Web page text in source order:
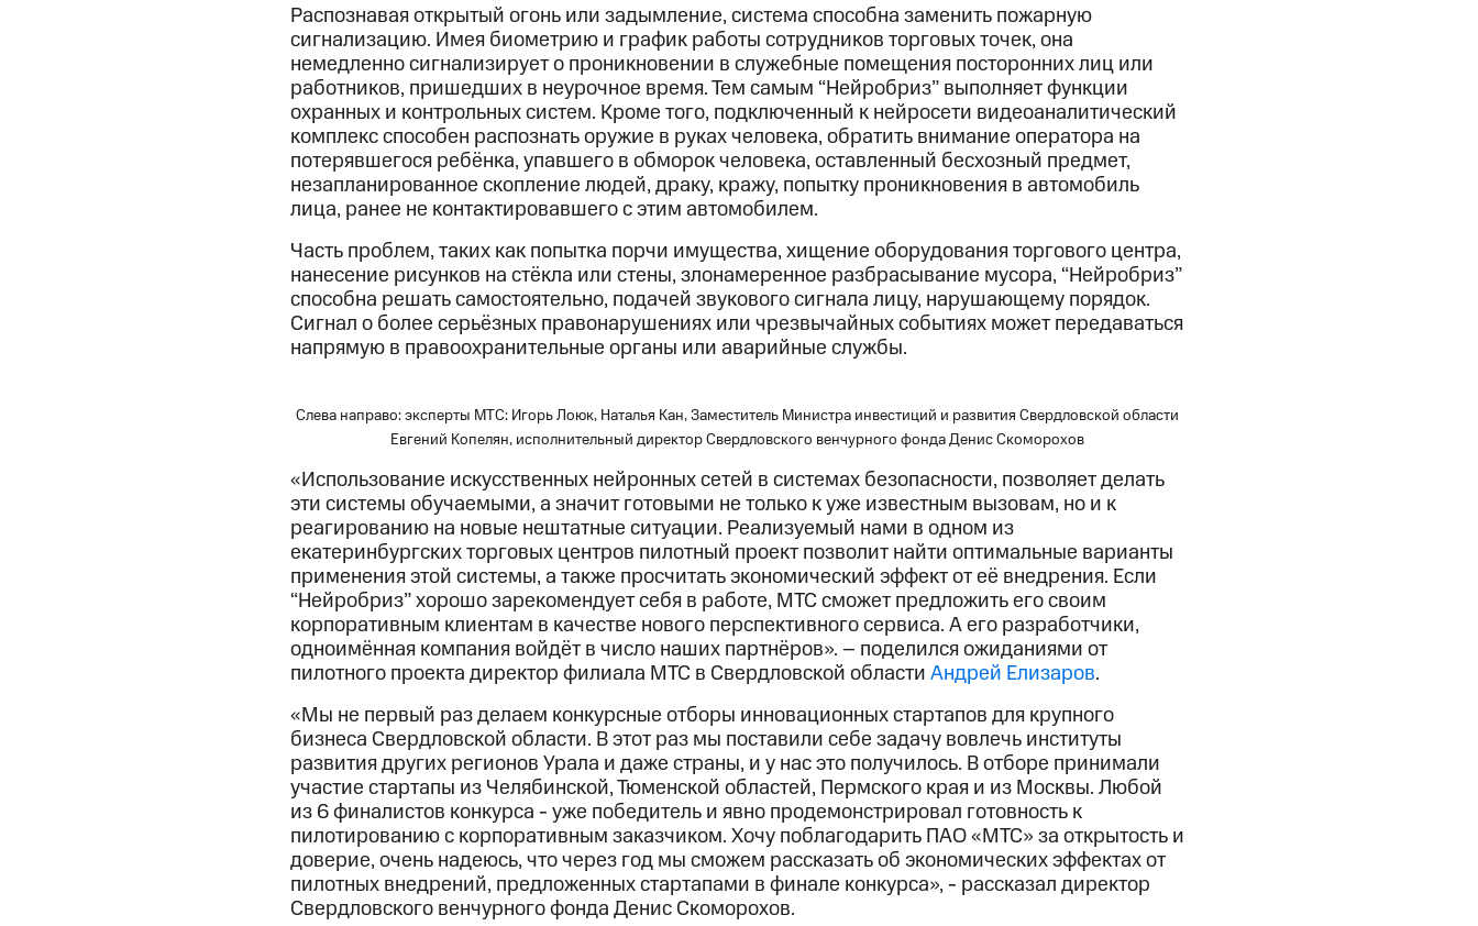
Распознавая открытый огонь или задымление, система способна заменить пожарную
сигнализацию. Имея биометрию и график работы сотрудников торговых точек, она
немедленно сигнализирует о проникновении в служебные помещения посторонних лиц или
работников, пришедших в неурочное время. Тем самым “Нейробриз” выполняет функции
охранных и контрольных систем. Кроме того, подключенный к нейросети видеоаналитический
комплекс способен распознать оружие в руках человека, обратить внимание оператора на
потерявшегося ребёнка, упавшего в обморок человека, оставленный бесхозный предмет,
незапланированное скопление людей, драку, кражу, попытку проникновения в автомобиль
лица, ранее не контактировавшего с этим автомобилем.
Часть проблем, таких как попытка порчи имущества, хищение оборудования торгового центра,
нанесение рисунков на стёкла или стены, злонамеренное разбрасывание мусора, “Нейробриз”
способна решать самостоятельно, подачей звукового сигнала лицу, нарушающему порядок.
Сигнал о более серьёзных правонарушениях или чрезвычайных событиях может передаваться
напрямую в правоохранительные органы или аварийные службы.
Слева направо: эксперты МТС: Игорь Лоюк, Наталья Кан, Заместитель Министра инвестиций и развития Свердловской области
Евгений Копелян, исполнительный директор Свердловского венчурного фонда Денис Скоморохов
«Использование искусственных нейронных сетей в системах безопасности, позволяет делать
эти системы обучаемыми, а значит готовыми не только к уже известным вызовам, но и к
реагированию на новые нештатные ситуации. Реализуемый нами в одном из
екатеринбургских торговых центров пилотный проект позволит найти оптимальные варианты
применения этой системы, а также просчитать экономический эффект от её внедрения. Если
“Нейробриз” хорошо зарекомендует себя в работе, МТС сможет предложить его своим
корпоративным клиентам в качестве нового перспективного сервиса. А его разработчики,
одноимённая компания войдёт в число наших партнёров». – поделился ожиданиями от
пилотного проекта директор филиала МТС в Свердловской областиАндрей Елизаров.
«Мы не первый раз делаем конкурсные отборы инновационных стартапов для крупного
бизнеса Свердловской области. В этот раз мы поставили себе задачу вовлечь институты
развития других регионов Урала и даже страны, и у нас это получилось. В отборе принимали
участие стартапы из Челябинской, Тюменской областей, Пермского края и из Москвы. Любой
из 6 финалистов конкурса - уже победитель и явно продемонстрировал готовность к
пилотированию с корпоративным заказчиком. Хочу поблагодарить ПАО «МТС» за открытость и
доверие, очень надеюсь, что через год мы сможем рассказать об экономических эффектах от
пилотных внедрений, предложенных стартапами в финале конкурса», - рассказал директор
Свердловского венчурного фонда Денис Скоморохов.